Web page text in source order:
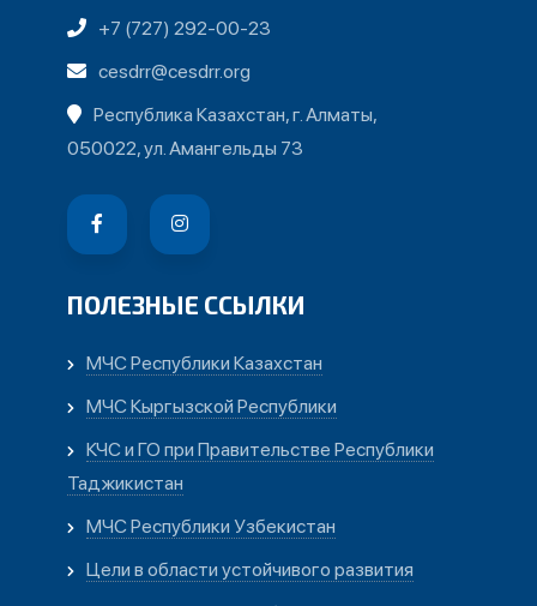
+7 (727) 292-00-23
cesdrr@cesdrr.org
Республика Казахстан, г. Алматы,
050022, ул. Амангельды 73
ПОЛЕЗНЫЕ ССЫЛКИ
МЧС Республики Казахстан
МЧС Кыргызской Республики
КЧС и ГО при Правительстве Республики
Таджикистан
МЧС Республики Узбекистан
Цели в области устойчивого развития